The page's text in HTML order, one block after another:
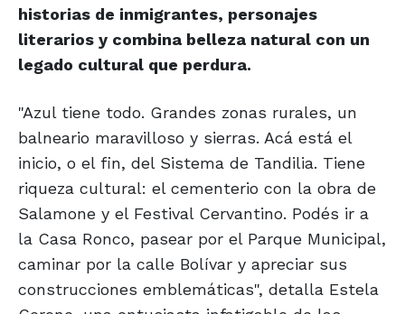
historias de inmigrantes, personajes
literarios y combina belleza natural con un
legado cultural que perdura.
"Azul tiene todo. Grandes zonas rurales, un
balneario maravilloso y sierras. Acá está el
inicio, o el fin, del Sistema de Tandilia. Tiene
riqueza cultural: el cementerio con la obra de
Salamone y el Festival Cervantino. Podés ir a
la Casa Ronco, pasear por el Parque Municipal,
caminar por la calle Bolívar y apreciar sus
construcciones emblemáticas", detalla Estela